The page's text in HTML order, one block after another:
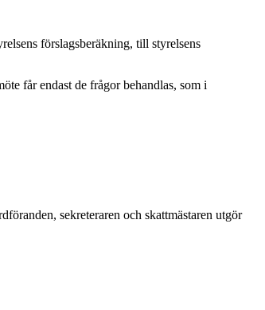
förslagsberäkning, till styrelsens
får endast de frågor behandlas, som i
sekreteraren och skattmästaren utgör